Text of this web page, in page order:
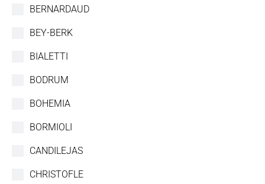
BERNARDAUD
BEY-BERK
BIALETTI
BODRUM
BOHEMIA
BORMIOLI
CANDILEJAS
CHRISTOFLE